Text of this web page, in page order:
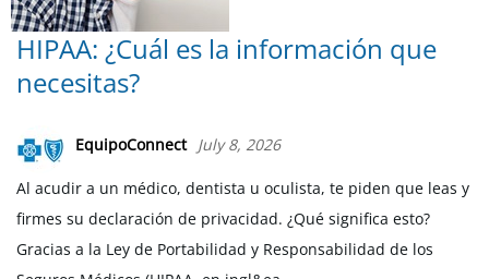
HIPAA: ¿Cuál es la información que
necesitas?
EquipoConnect July 8, 2026
Al acudir a un médico, dentista u oculista, te piden que leas y
firmes su declaración de privacidad. ¿Qué significa esto?
Gracias a la Ley de Portabilidad y Responsabilidad de los